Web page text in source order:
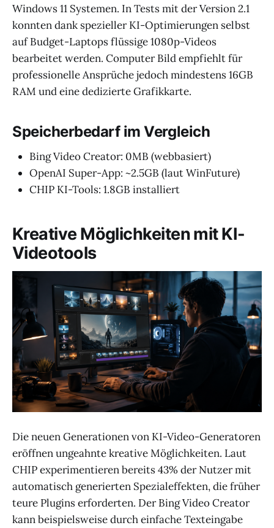
Windows 11 Systemen. In Tests mit der Version 2.1
konnten dank spezieller KI-Optimierungen selbst
auf Budget-Laptops flüssige 1080p-Videos
bearbeitet werden. Computer Bild empfiehlt für
professionelle Ansprüche jedoch mindestens 16GB
RAM und eine dedizierte Grafikkarte.
Speicherbedarf im Vergleich
Bing Video Creator: 0MB (webbasiert)
OpenAI Super-App: ~2.5GB (laut WinFuture)
CHIP KI-Tools: 1.8GB installiert
Kreative Möglichkeiten mit KI-
Videotools
Die neuen Generationen von KI-Video-Generatoren
eröffnen ungeahnte kreative Möglichkeiten. Laut
CHIP experimentieren bereits 43% der Nutzer mit
automatisch generierten Spezialeffekten, die früher
teure Plugins erforderten. Der Bing Video Creator
kann beispielsweise durch einfache Texteingabe